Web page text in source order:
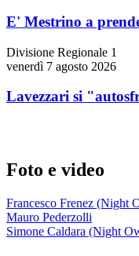
E' Mestrino a
Divisione Regionale 1
venerdì 7 agosto 2026
Lavezzari si
Foto e video
Francesco Frenez (Night
Mauro Pederzolli
Simone Caldara (Night